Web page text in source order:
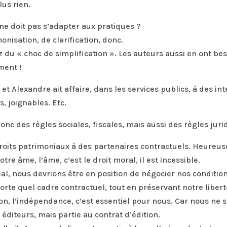
rien.
doit pas s’adapter aux pratiques ?
de clarification, donc.
du « choc de simplification ». Les auteurs aussi en ont
!
et Alexandre ait affaire, dans les services publics, à des
joignables. Etc.
des règles sociales, fiscales, mais aussi des règles
patrimoniaux à des partenaires contractuels.
âme, l’âme, c’est le droit moral, il est incessible.
nous devrions être en position de négocier nos
quel cadre contractuel, tout en préservant notre
l’indépendance, c’est essentiel pour nous. Car nous ne
mais partie au contrat d’édition.